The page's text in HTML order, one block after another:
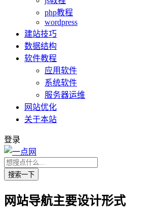
php教程
wordpress
建站技巧
数据结构
软件教程
应用软件
系统软件
服务器运维
网站优化
关于本站
登录
搜索一下
网站导航主要设计形式